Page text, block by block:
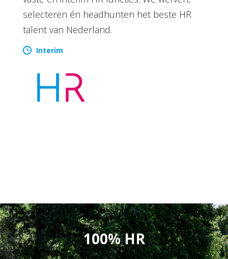
selecteren én headhunten het beste HR
talent van Nederland.
Interim
100% HR